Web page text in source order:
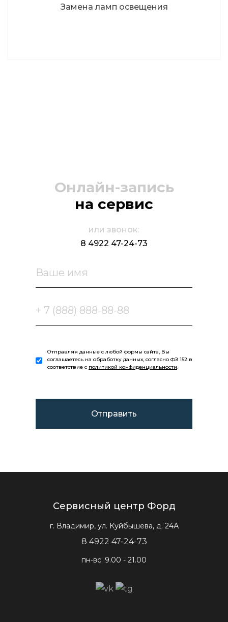
Замена ламп освещения
Онлайн-запись
на сервис
или звонок:
8 4922 47-24-73
Отправляя данные с любой формы сайта, Вы
соглашаетесь на обработку данных, согласно ФЗ 152 в
соответствие с политикой конфиденциальности.
Сервисный центр Форд
г. Владимир, ул. Куйбышева, д. 24А
8 4922 47-24-73
пн-вс: 9.00 - 21.00